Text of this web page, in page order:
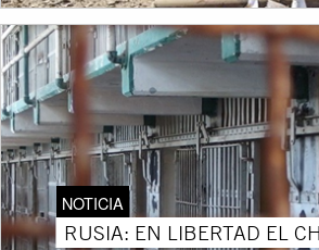
NOTICIA
RUSIA: EN LIBERTAD EL